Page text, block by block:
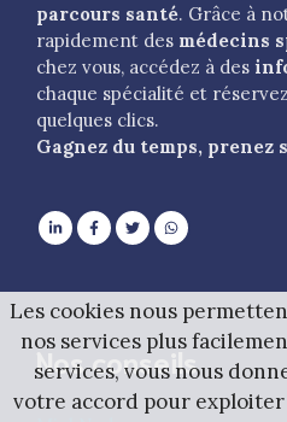
parcours santé. Grâce à
rapidement des médecins
chez vous, accédez à des
chaque spécialité et
quelques clics.
Gagnez du temps, prenez
Nos conseils
Les cookies nous
nos services plus
services, vous nous
votre accord pour exploiter